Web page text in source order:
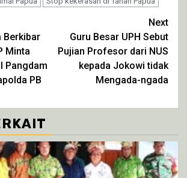
jendela jendela
Berkibar
Minta
Pangdam
PB
Next
Guru Besar UPH Sebut
Pujian Profesor dari NUS
kepada Jokowi tidak
Mengada-ngada